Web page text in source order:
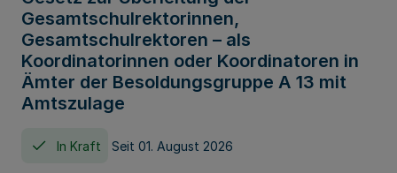
Gesamtschulrektorinnen,
Gesamtschulrektoren – als
Koordinatorinnen oder Koordinatoren in
Ämter der Besoldungsgruppe A 13 mit
Amtszulage
In Kraft Seit 01. August 2026